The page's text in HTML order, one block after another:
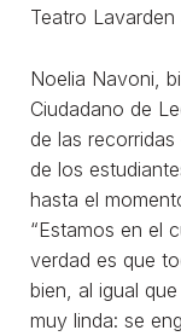
Teatro
Noelia Navoni,
Ciudadano de
de las
de los
hasta el
“Estamos en el
verdad es que
bien, al igual
muy linda: se